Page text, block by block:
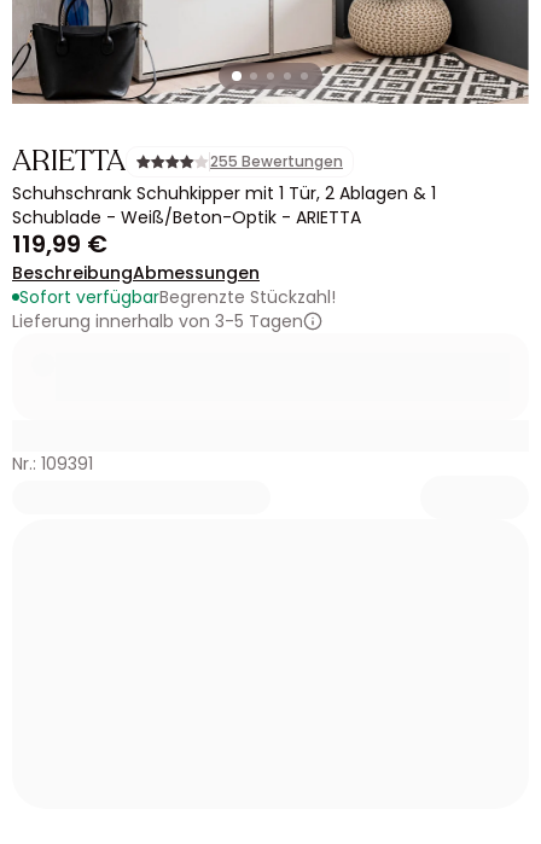
ARIETTA 255 Bewertungen
Schuhschrank Schuhkipper mit 1 Tür, 2 Ablagen & 1
Schublade - Weiß/Beton-Optik - ARIETTA
119,99 €
BeschreibungAbmessungen
Sofort verfügbarBegrenzte Stückzahl!
Lieferung innerhalb von 3-5 Tagen
Nr.: 109391